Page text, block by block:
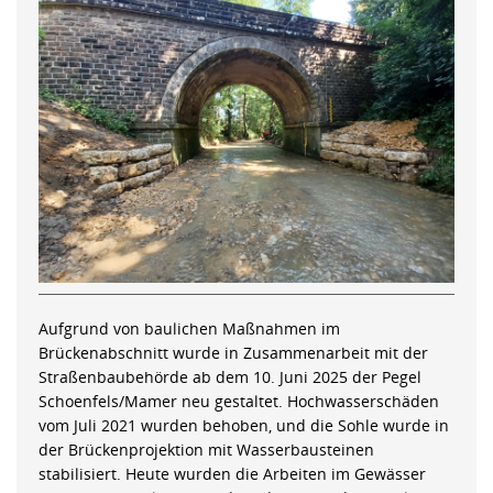
Aufgrund von baulichen Maßnahmen im
Brückenabschnitt wurde in Zusammenarbeit mit der
Straßenbaubehörde ab dem 10. Juni 2025 der Pegel
Schoenfels/Mamer neu gestaltet. Hochwasserschäden
vom Juli 2021 wurden behoben, und die Sohle wurde in
der Brückenprojektion mit Wasserbausteinen
stabilisiert. Heute wurden die Arbeiten im Gewässer